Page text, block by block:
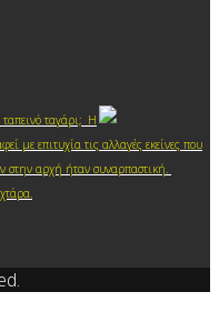
ταγάρι; Η
με επιτυχία τις αλλαγές εκείνες που
στην αρχή ήταν συναρπαστική.